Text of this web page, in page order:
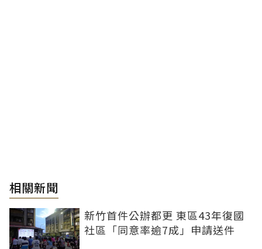
相關新聞
新竹首件公辦都更 東區43年復國
社區「同意率逾7成」申請送件